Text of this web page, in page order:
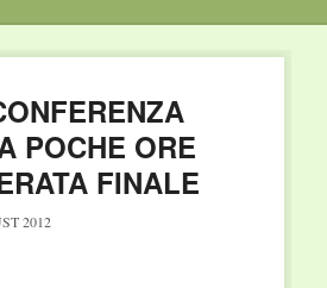
POCHE ORE
FINALE
2012